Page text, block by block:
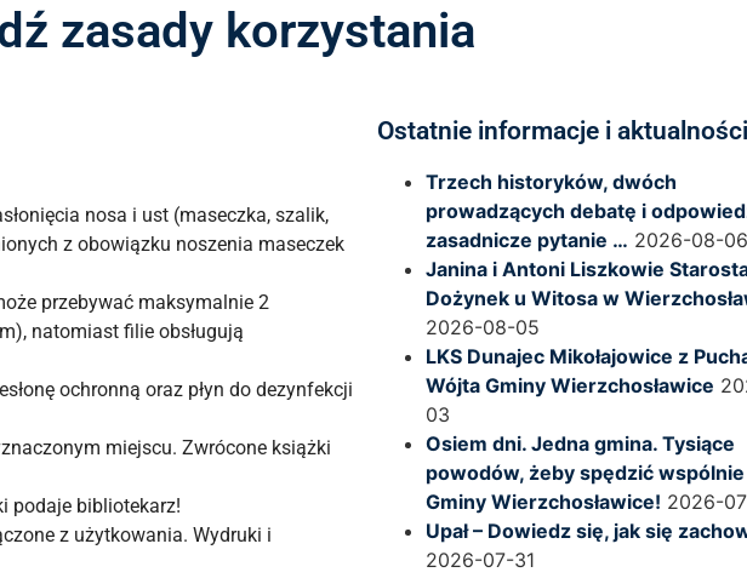
zasady korzystania
nosa i ust (maseczka, szalik,
z obowiązku noszenia maseczek
przebywać maksymalnie 2
natomiast filie obsługują
ochronną oraz płyn do dezynfekcji
miejscu. Zwrócone książki
podaje bibliotekarz!
z użytkowania. Wydruki i
Ostatnie informacje i
Trzech historyków, dwóch
prowadzących debatę i
zasadnicze pytanie … 2026-08-06
Janina i Antoni Liszkowie
Dożynek u Witosa w
2026-08-05
LKS Dunajec Mikołajowice z
Wójta Gminy Wierzchosławice
03
Osiem dni. Jedna gmina. Tysiące
powodów, żeby spędzić
Gminy Wierzchosławice! 2026-
Upał – Dowiedz się, jak się
2026-07-31